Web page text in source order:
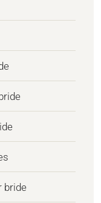
bride